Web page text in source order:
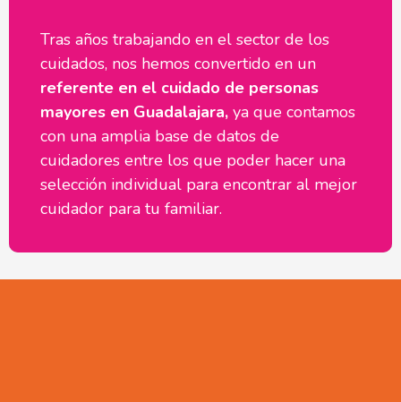
Tras años trabajando en el sector de los
cuidados, nos hemos convertido en un
referente en el cuidado de personas
mayores en Guadalajara, ya que contamos
con una amplia base de datos de
cuidadores entre los que poder hacer una
selección individual para encontrar al mejor
cuidador para tu familiar.